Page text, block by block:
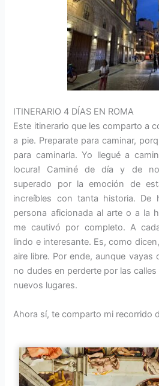
ITINERARIO 4 DÍAS EN ROMA
Este itinerario que les comparto a
a pie. Preparate para caminar,
para caminarla. Yo llegué a
locura! Caminé de día y de
superado por la emoción de
increíbles con tanta historia.
persona aficionada al arte o a la
me cautivó por completo. A
lindo e interesante. Es, como
aire libre. Por ende, aunque vayas
no dudes en perderte por las
nuevos lugares.
Ahora sí, te comparto mi recorrido